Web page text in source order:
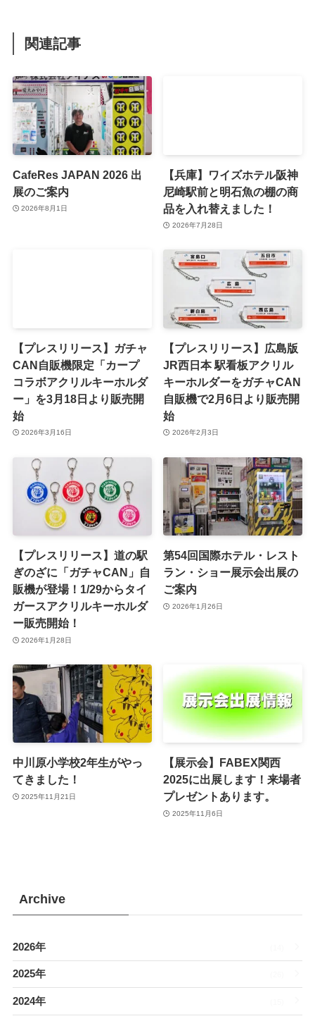
関連記事
CafeRes JAPAN 2026 出
展のご案内
2026年8月1日
【兵庫】ワイズホテル阪神
尼崎駅前と明石魚の棚の商
品を入れ替えました！
2026年7月28日
【プレスリリース】ガチャ
CAN自販機限定「カープ
コラボアクリルキーホルダ
ー」を3月18日より販売開
始
2026年3月16日
【プレスリリース】広島版
JR西日本 駅看板アクリル
キーホルダーをガチャCAN
自販機で2月6日より販売開
始
2026年2月3日
【プレスリリース】道の駅
ぎのざに「ガチャCAN」自
販機が登場！1/29からタイ
ガースアクリルキーホルダ
ー販売開始！
2026年1月28日
第54回国際ホテル・レスト
ラン・ショー展示会出展の
ご案内
2026年1月26日
中川原小学校2年生がやっ
てきました！
2025年11月21日
【展示会】FABEX関西
2025に出展します！来場者
プレゼントあります。
2025年11月6日
Archive
2026年
2025年
2024年